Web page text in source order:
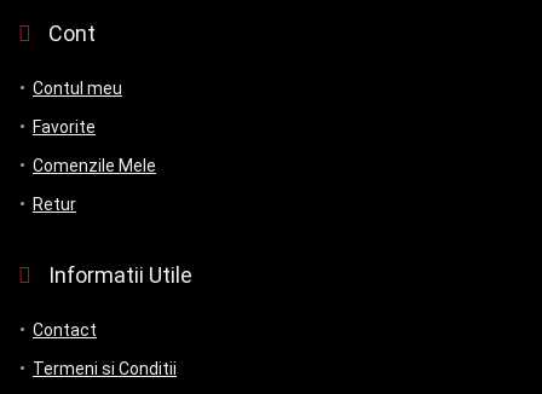
Cont
Contul meu
Favorite
Comenzile Mele
Retur
Informatii Utile
Contact
Termeni si Conditii